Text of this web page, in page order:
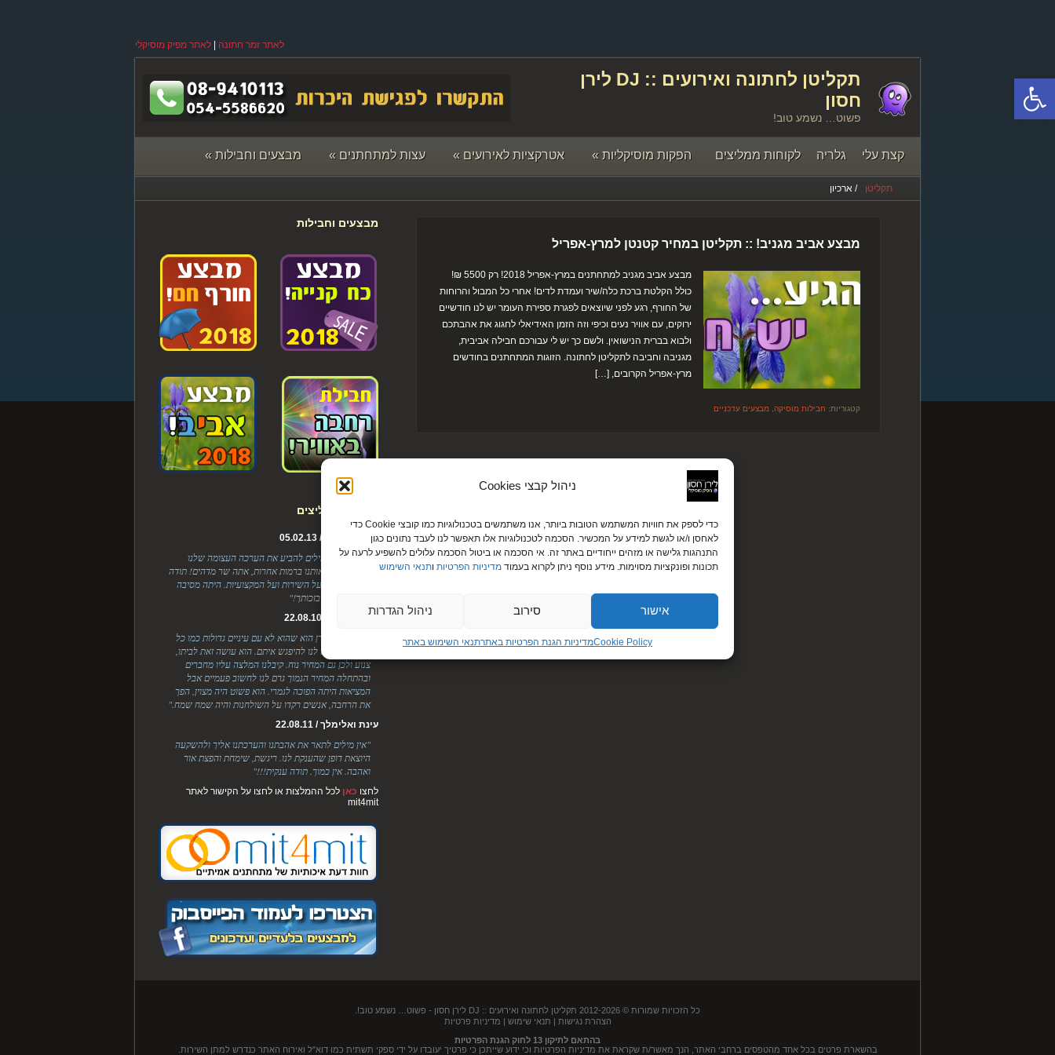
פתח סרגל נגישות
ניהול קבצי Cookies
כדי לספק את חוויות המשתמש הטובות ביותר, אנו משתמשים בטכנולוגיות כמו קובצי Cookie כדי
לאחסן ו/או לגשת למידע על המכשיר. הסכמה לטכנולוגיות אלו תאפשר לנו לעבד נתונים כגון
התנהגות גלישה או מזהים ייחודיים באתר זה. אי הסכמה או ביטול הסכמה עלולים להשפיע לרעה על
תכונות ופונקציות מסוימות. מידע נוסף ניתן לקרוא בעמודמדיניות הפרטיות ותנאי השימוש
אישור סירוב ניהול הגדרות
Cookie Policyמדיניות הגנת הפרטיות באתר​תנאי השימוש באתר
לאתר זמר חתונה לאתר מפיק מוסיקלי
תקליטן לחתונה ואירועים :: DJ לירן
חסון
פשוט… נשמע טוב!
קצת עלי גלריה לקוחות ממליצים הפקות מוסיקליות » אטרקציות לאירועים » עצות למתחתנים » מבצעים וחבילות »
יצירת קשר
תקליטן / ארכיון
מבצע אביב מגניב! :: תקליטן במחיר קטנטן למרץ-אפריל
מבצע אביב מגניב למתחתנים במרץ-אפריל 2018! רק 5500 ₪!
כולל הקלטת ברכת כלה/שיר ועמדת לדים! אחרי כל המבול והרוחות
של החורף, רגע לפני שיוצאים לפגרת ספירת העומר יש לנו חודשיים
ירוקים, עם אוויר נעים וכיפי וזה הזמן האידיאלי לחגוג את אהבתכם
ולבוא בברית הנישואין. ולשם כך יש לי עבורכם חבילה אביבית,
מגניבה וחביבה לתקליטן לחתונה. הזוגות המתחתנים בחודשים
מרץ-אפריל הקרובים, […]
קטגוריות: חבילות מוסיקה מבצעים עדכניים
מבצעים וחבילות
לקוחות ממליצים
עירית ודניאל / 05.02.13
"לירן, אין לי מילים להביע את הערכה העצומה שלנו
אליך. ריגשת אותנו ברמות אחרות, אתה שר מדהים! תודה
על הסבלנות, על השירות ועל המקצועיות. היתה מסיבה
מטורפת והכל בזכותך!"
הודיה ומוטי / 22.08.10
"היופי אצל לירן הוא שהוא לא עם עיניים גדולות כמו כל
הדיג'יים שיצא לנו להיפגש איתם. הוא עושה זאת לביתו,
צנוע ולכן גם המחיר נוח. קיבלנו המלצה עליו מחברים
ובהתחלה המחיר הנמוך גרם לנו לחשוב פעמיים אבל
המציאות היתה הפוכה לגמרי. הוא פשוט היה מצוין, הפך
את הרחבה, אנשים רקדו על השולחנות והיה שמח שמח."
עינת ואלימלך / 22.08.11
"אין מילים לתאר את אהבתנו והערכתנו אליך ולהשקעה
היוצאת דופן שהענקת לנו. ריגשת, שימחת והפצת אור
ואהבה. אין כמוך. תודה ענקית!!!"
לחצו כאן לכל ההמלצות או לחצו על הקישור לאתר
mit4mit
כל הזכויות שמורות © 2012-2026 תקליטן לחתונה ואירועים :: DJ לירן חסון
- פשוט… נשמע טוב!.
הצהרת נגישות | תנאי שימוש | מדיניות פרטיות
בהתאם לתיקון 13 לחוק הגנת הפרטיות
בהשארת פרטים בכל אחד מהטפסים ברחבי האתר, הנך מאשר/ת שקראת את מדיניות הפרטיות וכי ידוע שייתכן כי פרטיך יעובדו על ידי ספקי תשתית כמו דוא"ל ואירוח האתר כנדרש למתן השירות.